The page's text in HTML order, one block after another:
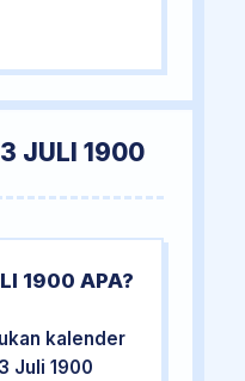
JULI 1900
1900 APA?
kalender
Juli 1900